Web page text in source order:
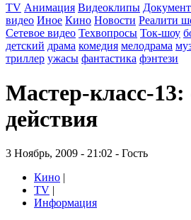
TV Анимация Видеоклипы
видео Иное Кино Новости Реалити
Сетевое видео Техвопросы Ток-шоу
детский драма комедия мелодрама
триллер ужасы фантастика фэнтези
Мастер-класс-13:
действия
3 Ноябрь, 2009 - 21:02 - Гость
Кино |
TV |
Информация